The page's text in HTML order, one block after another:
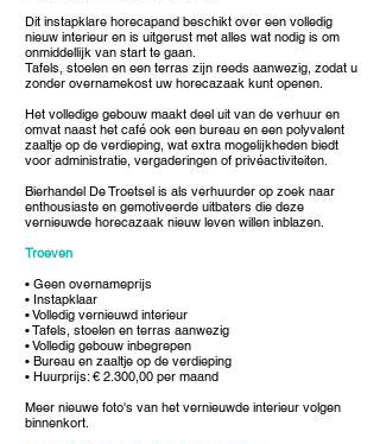
Dit instapklare horecapand beschikt over een volledig
nieuw interieur en is uitgerust met alles wat nodig is om
onmiddellijk van start te gaan.
Tafels, stoelen en een terras zijn reeds aanwezig, zodat u
zonder overnamekost uw horecazaak kunt openen.
Het volledige gebouw maakt deel uit van de verhuur en
omvat naast het café ook een bureau en een polyvalent
zaaltje op de verdieping, wat extra mogelijkheden biedt
voor administratie, vergaderingen of privéactiviteiten.
Bierhandel De Troetsel is als verhuurder op zoek naar
enthousiaste en gemotiveerde uitbaters die deze
vernieuwde horecazaak nieuw leven willen inblazen.
Troeven
• Geen overnameprijs
• Instapklaar
• Volledig vernieuwd interieur
• Tafels, stoelen en terras aanwezig
• Volledig gebouw inbegrepen
• Bureau en zaaltje op de verdieping
• Huurprijs: € 2.300,00 per maand
Meer nieuwe foto's van het vernieuwde interieur volgen
binnenkort.